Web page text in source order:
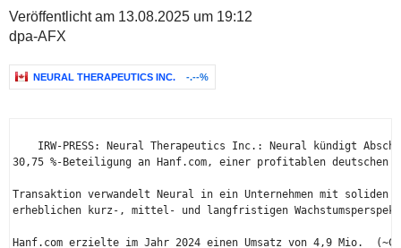
Veröffentlicht am 13.08.2025 um 19:12
dpa-AFX
NEURAL THERAPEUTICS INC. -.--%
IRW-PRESS: Neural Therapeutics Inc.: Neural kündigt
30,75 %-Beteiligung an Hanf.com, einer profitablen deutschen
Transaktion verwandelt Neural in ein Unternehmen mit soliden
erheblichen kurz-, mittel- und langfristigen
Hanf.com erzielte im Jahr 2024 einen Umsatz von 4,9 Mio.